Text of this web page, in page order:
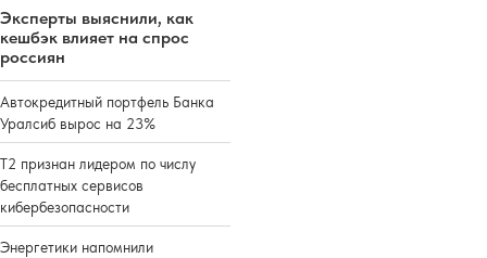
Эксперты выяснили, как
кешбэк влияет на спрос
россиян
Автокредитный портфель Банка
Уралсиб вырос на 23%
Т2 признан лидером по числу
бесплатных сервисов
кибербезопасности
Энергетики напомнили